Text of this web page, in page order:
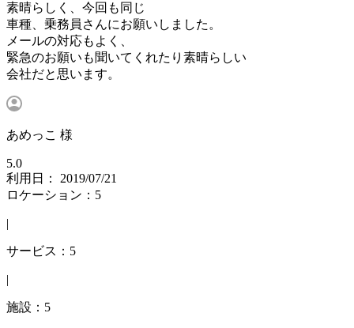
素晴らしく、今回も同じ
車種、乗務員さんにお願いしました。
メールの対応もよく、
緊急のお願いも聞いてくれたり素晴らしい
会社だと思います。
あめっこ 様
5.0
利用日： 2019/07/21
ロケーション：5
|
サービス：5
|
施設：5